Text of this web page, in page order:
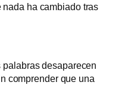
ha cambiado tras
desaparecen
comprender que una